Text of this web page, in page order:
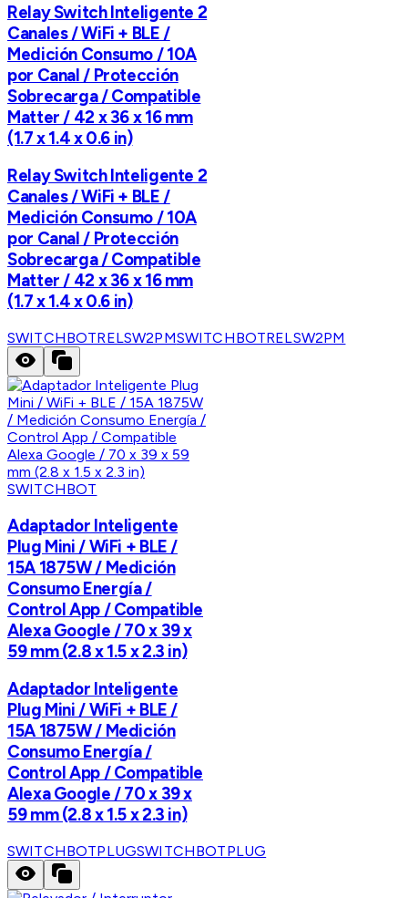
Relay Switch Inteligente 2
Canales / WiFi + BLE /
Medición Consumo / 10A
por Canal / Protección
Sobrecarga / Compatible
Matter / 42 x 36 x 16 mm
(1.7 x 1.4 x 0.6 in)
Relay Switch Inteligente 2
Canales / WiFi + BLE /
Medición Consumo / 10A
por Canal / Protección
Sobrecarga / Compatible
Matter / 42 x 36 x 16 mm
(1.7 x 1.4 x 0.6 in)
SWITCHBOTRELSW2PMSWITCHBOTRELSW2PM
SWITCHBOT
Adaptador Inteligente
Plug Mini / WiFi + BLE /
15A 1875W / Medición
Consumo Energía /
Control App / Compatible
Alexa Google / 70 x 39 x
59 mm (2.8 x 1.5 x 2.3 in)
Adaptador Inteligente
Plug Mini / WiFi + BLE /
15A 1875W / Medición
Consumo Energía /
Control App / Compatible
Alexa Google / 70 x 39 x
59 mm (2.8 x 1.5 x 2.3 in)
SWITCHBOTPLUGSWITCHBOTPLUG